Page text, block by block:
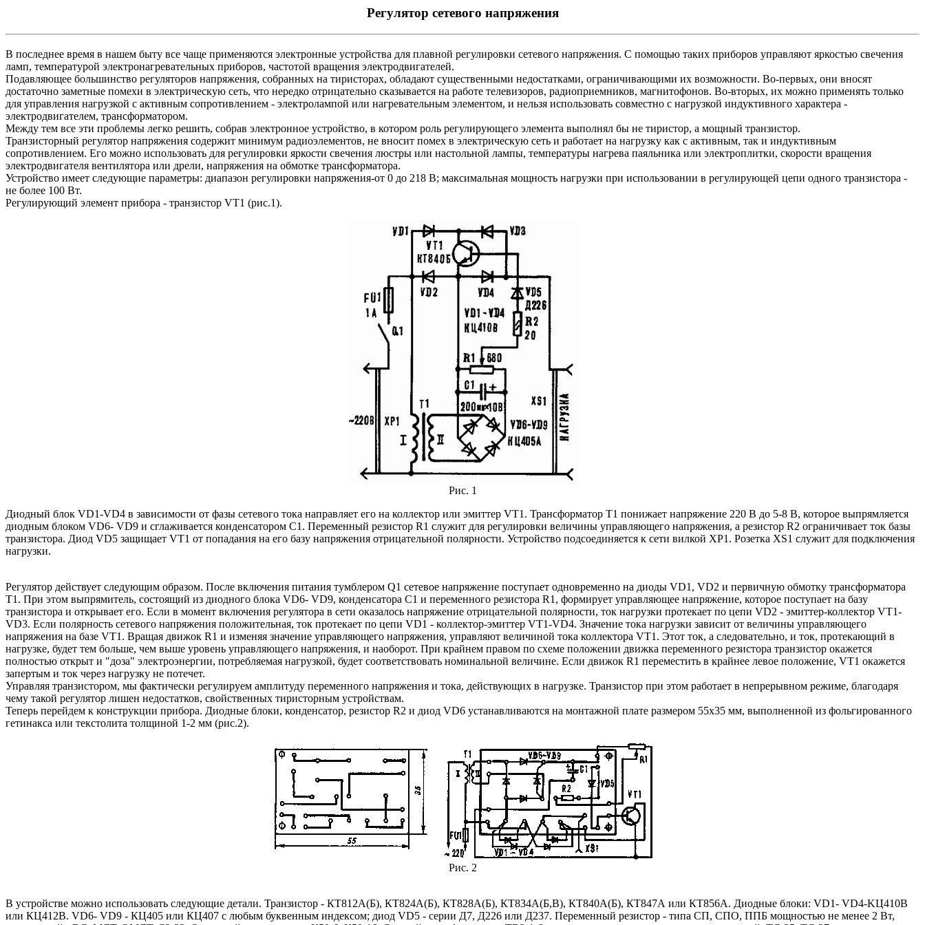
Регулятор сетевого напряжения
В последнее время в нашем быту все чаще применяются электронные устройства для плавной регулировки сетевого напряжения. С помощью таких приборов управляют яркостью свечения
ламп, температурой электронагревательных приборов, частотой вращения электродвигателей.
Подавляющее большинство регуляторов напряжения, собранных на тиристорах, обладают существенными недостатками, ограничивающими их возможности. Во-первых, они вносят
достаточно заметные помехи в электрическую сеть, что нередко отрицательно сказывается на работе телевизоров, радиоприемников, магнитофонов. Во-вторых, их можно применять только
для управления нагрузкой с активным сопротивлением - электролампой или нагревательным элементом, и нельзя использовать совместно с нагрузкой индуктивного характера -
электродвигателем, трансформатором.
Между тем все эти проблемы легко решить, собрав электронное устройство, в котором роль регулирующего элемента выполнял бы не тиристор, а мощный транзистор.
Транзисторный регулятор напряжения содержит минимум радиоэлементов, не вносит помех в электрическую сеть и работает на нагрузку как с активным, так и индуктивным
сопротивлением. Его можно использовать для регулировки яркости свечения люстры или настольной лампы, температуры нагрева паяльника или электроплитки, скорости вращения
электродвигателя вентилятора или дрели, напряжения на обмотке трансформатора.
Устройство имеет следующие параметры: диапазон регулировки напряжения-от 0 до 218 В; максимальная мощность нагрузки при использовании в регулирующей цепи одного транзистора -
не более 100 Вт.
Регулирующий элемент прибора - транзистор VT1 (рис.1).
Рис. 1
Диодный блок VD1-VD4 в зависимости от фазы сетевого тока направляет его на коллектор или эмиттер VT1. Трансформатор Т1 понижает напряжение 220 В до 5-8 В, которое выпрямляется
диодным блоком VD6- VD9 и сглаживается конденсатором С1. Переменный резистор R1 служит для регулировки величины управляющего напряжения, а резистор R2 ограничивает ток базы
транзистора. Диод VD5 защищает VT1 от попадания на его базу напряжения отрицательной полярности. Устройство подсоединяется к сети вилкой ХР1. Розетка XS1 служит для подключения
нагрузки.
Регулятор действует следующим образом. После включения питания тумблером Q1 сетевое напряжение поступает одновременно на диоды VD1, VD2 и первичную обмотку трансформатора
Т1. При этом выпрямитель, состоящий из диодного блока VD6- VD9, конденсатора С1 и переменного резистора R1, формирует управляющее напряжение, которое поступает на базу
транзистора и открывает его. Если в момент включения регулятора в сети оказалось напряжение отрицательной полярности, ток нагрузки протекает по цепи VD2 - эмиттер-коллектор VT1-
VD3. Если полярность сетевого напряжения положительная, ток протекает по цепи VD1 - коллектор-эмиттер VT1-VD4. Значение тока нагрузки зависит от величины управляющего
напряжения на базе VT1. Вращая движок R1 и изменяя значение управляющего напряжения, управляют величиной тока коллектора VT1. Этот ток, а следовательно, и ток, протекающий в
нагрузке, будет тем больше, чем выше уровень управляющего напряжения, и наоборот. При крайнем правом по схеме положении движка переменного резистора транзистор окажется
полностью открыт и "доза" электроэнергии, потребляемая нагрузкой, будет соответствовать номинальной величине. Если движок R1 переместить в крайнее левое положение, VT1 окажется
запертым и ток через нагрузку не потечет.
Управляя транзистором, мы фактически регулируем амплитуду переменного напряжения и тока, действующих в нагрузке. Транзистор при этом работает в непрерывном режиме, благодаря
чему такой регулятор лишен недостатков, свойственных тиристорным устройствам.
Теперь перейдем к конструкции прибора. Диодные блоки, конденсатор, резистор R2 и диод VD6 устанавливаются на монтажной плате размером 55х35 мм, выполненной из фольгированного
гетинакса или текстолита толщиной 1-2 мм (рис.2).
Рис. 2
В устройстве можно использовать следующие детали. Транзистор - КТ812А(Б), КТ824А(Б), КТ828А(Б), КТ834А(Б,В), КТ840А(Б), КТ847А или КТ856А. Диодные блоки: VD1- VD4-KЦ410B
или КЦ412В. VD6- VD9 - КЦ405 или КЦ407 с любым буквенным индексом; диод VD5 - серии Д7, Д226 или Д237. Переменный резистор - типа СП, СПО, ППБ мощностью не менее 2 Вт,